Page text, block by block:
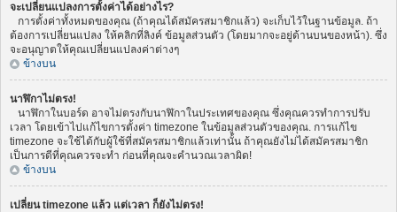
จะเปลี่ยนแปลงการตั้งค่าได้อย่างไร?
การตั้งค่าทั้งหมดของคุณ (ถ้าคุณได้สมัครสมาชิกแล้ว) จะเก็บไว้ในฐานข้อมูล. ถ้า
ต้องการเปลี่ยนแปลง ให้คลิกที่ลิงค์ ข้อมูลส่วนตัว (โดยมากจะอยู่ด้านบนของหน้า). ซึ่ง
จะอนุญาตให้คุณเปลี่ยนแปลงค่าต่างๆ
ข้างบน
นาฬิกาไม่ตรง!
นาฬิกาในบอร์ด อาจไม่ตรงกับนาฬิกาในประเทศของคุณ ซึ่งคุณควรทำการปรับ
เวลา โดยเข้าไปแก้ไขการตั้งค่า timezone ในข้อมูลส่วนตัวของคุณ. การแก้ไข
timezone จะใช้ได้กับผู้ใช้ที่สมัครสมาชิกแล้วเท่านั้น ถ้าคุณยังไม่ได้สมัครสมาชิก
เป็นการดีที่คุณควรจะทำ ก่อนที่คุณจะคำนวณเวลาผิด!
ข้างบน
เปลี่ยน timezone แล้ว แต่เวลา ก็ยังไม่ตรง!